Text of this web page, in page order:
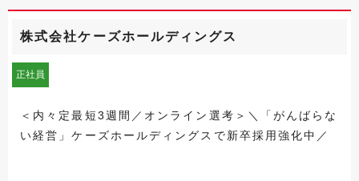
株式会社ケーズホールディングス
正社員
＜内々定最短3週間／オンライン選考＞＼「がんばらな
い経営」ケーズホールディングスで新卒採用強化中／